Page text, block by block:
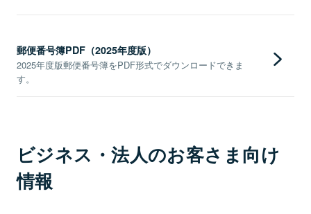
郵便番号簿PDF（2025年度版）
2025年度版郵便番号簿をPDF形式でダウンロードできま
す。
ビジネス・法人のお客さま向け
情報